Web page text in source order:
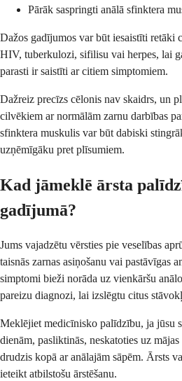
Pārāk saspringti anālā sfinktera
Dažos gadījumos var būt iesaistīti retāki
HIV, tuberkulozi, sifilisu vai herpes, lai
parasti ir saistīti ar citiem simptomiem.
Dažreiz precīzs cēlonis nav skaidrs, un
cilvēkiem ar normālām zarnu darbības
sfinktera muskulis var būt dabiski
uzņēmīgāku pret plīsumiem.
Kad jāmeklē ārsta
gadījumā?
Jums vajadzētu vērsties pie veselības
taisnās zarnas asiņošanu vai pastāvīgas
simptomi bieži norāda uz vienkāršu
pareizu diagnozi, lai izslēgtu citus
Meklējiet medicīnisko palīdzību, ja jūsu
dienām, pasliktinās, neskatoties uz
drudzis kopā ar anālajām sāpēm. Ārsts
ieteikt atbilstošu ārstēšanu.